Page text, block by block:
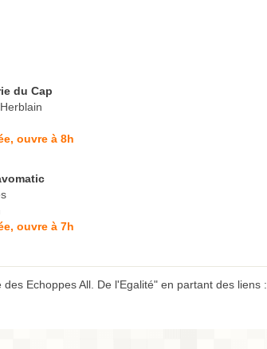
du Cap
ouvre à 8h
ouvre à 7h
Echoppes All. De l'Egalité" en partant des liens :